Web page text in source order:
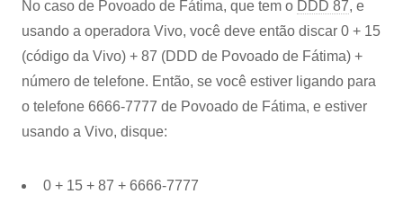
No caso de Povoado de Fátima, que tem o DDD 87, e
usando a operadora Vivo, você deve então discar 0 + 15
(código da Vivo) + 87 (DDD de Povoado de Fátima) +
número de telefone. Então, se você estiver ligando para
o telefone 6666-7777 de Povoado de Fátima, e estiver
usando a Vivo, disque:
0 + 15 + 87 + 6666-7777